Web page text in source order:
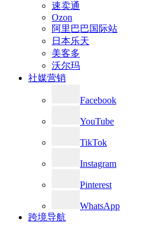
速卖通
Ozon
阿里巴巴国际站
日本乐天
美客多
沃尔玛
社媒营销
Facebook
YouTube
TikTok
Instagram
Pinterest
WhatsApp
跨境导航